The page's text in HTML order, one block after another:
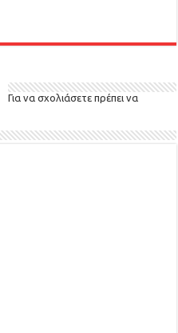
Για να σχολιάσετε πρέπει να